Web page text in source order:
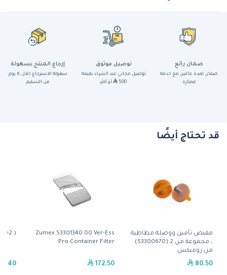
ضمان رائع
ضمان لمدة عامين مع خدمة
ممتازة
توصيل موثوق
توصيل مجاني عند الشراء بقيمة
500
أو أكثر
إرجاع المنتج بسهولة
سهولة الاسترجاع خلال ١٤ يوم
من التسليم
قد تحتاج أيضًا
مقبض تأمين ووصلة مطاطية
، مجموعة من 2 (S3300670)
من زوميكس
80.50
Zumex S3301340:00 Ver-Ess
Pro Container Filter
172.50
( S3300035:02)من زوميكس